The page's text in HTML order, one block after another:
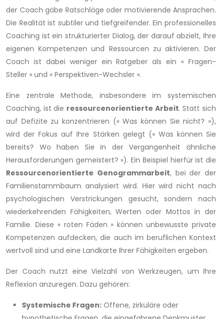
der Coach gäbe Ratschläge oder motivierende Ansprachen.
Die Realität ist subtiler und tiefgreifender. Ein professionelles
Coaching ist ein strukturierter Dialog, der darauf abzielt, Ihre
eigenen Kompetenzen und Ressourcen zu aktivieren. Der
Coach ist dabei weniger ein Ratgeber als ein « Fragen-
Steller » und « Perspektiven-Wechsler ».
Eine zentrale Methode, insbesondere im systemischen
Coaching, ist die ressourcenorientierte Arbeit. Statt sich
auf Defizite zu konzentrieren (« Was können Sie nicht? »),
wird der Fokus auf Ihre Stärken gelegt (« Was können Sie
bereits? Wo haben Sie in der Vergangenheit ähnliche
Herausforderungen gemeistert? »). Ein Beispiel hierfür ist die
Ressourcenorientierte Genogrammarbeit, bei der der
Familienstammbaum analysiert wird. Hier wird nicht nach
psychologischen Verstrickungen gesucht, sondern nach
wiederkehrenden Fähigkeiten, Werten oder Mottos in der
Familie. Diese « roten Fäden » können unbewusste private
Kompetenzen aufdecken, die auch im beruflichen Kontext
wertvoll sind und eine Landkarte Ihrer Fähigkeiten ergeben.
Der Coach nutzt eine Vielzahl von Werkzeugen, um Ihre
Reflexion anzuregen. Dazu gehören:
Systemische Fragen: Offene, zirkuläre oder